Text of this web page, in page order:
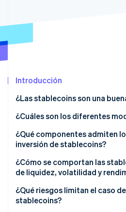
Introducción
¿Las stablecoins son una
¿Cuáles son los diferentes
Reservas con respaldo en
Modelos algorítmicos
¿Qué componentes admiten
inversión de stablecoins?
¿Cómo se comportan las
de liquidez, volatilidad y
Rendimiento
¿Qué riesgos limitan el caso
stablecoins?